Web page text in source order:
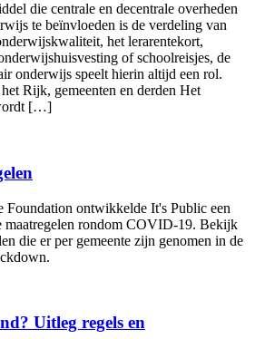
die centrale en decentrale overheden
te beïnvloeden is de verdeling van
het lerarentekort,
of schoolreisjes, de
onderwijs speelt hierin altijd een rol.
Rijk, gemeenten en derden Het
[…]
Foundation ontwikkelde It's Public een
maatregelen rondom COVID-19. Bekijk
die er per gemeente zijn genomen in de
Uitleg regels en